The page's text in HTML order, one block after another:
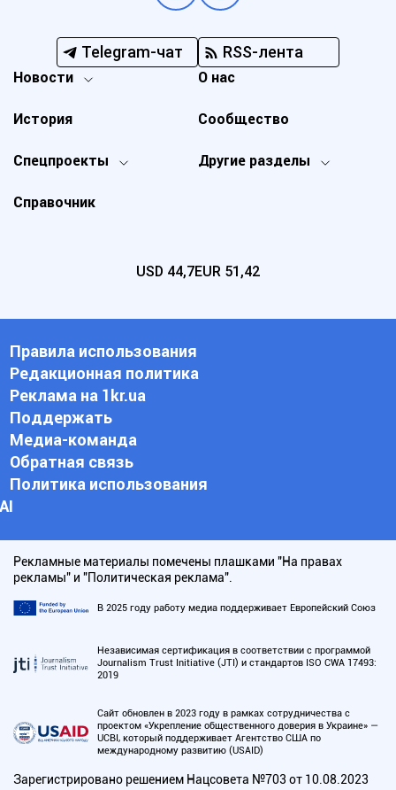
Telegram-чат RSS-лента
Новости
Спецпроекты Другие разделы
История
О нас
Справочник
Сообщество
USD 44,7EUR 51,42
Правила использования
Редакционная политика
Реклама на 1kr.ua
Поддержать
Медиа-команда
Обратная связь
Политика использования
АI
Рекламные материалы помечены плашками "На правах
рекламы" и "Политическая реклама".
В 2025 году работу медиа поддерживает Европейский Союз
Независимая сертификация в соответствии с программой
Journalism Trust Initiative (JTI) и стандартов ISO CWA 17493:
2019
Сайт обновлен в 2023 году в рамках сотрудничества с
проектом «Укрепление общественного доверия в Украине» —
UCBI, который поддерживает Агентство США по
международному развитию (USAID)
Зарегистрировано решением Нацсовета №703 от 10.08.2023